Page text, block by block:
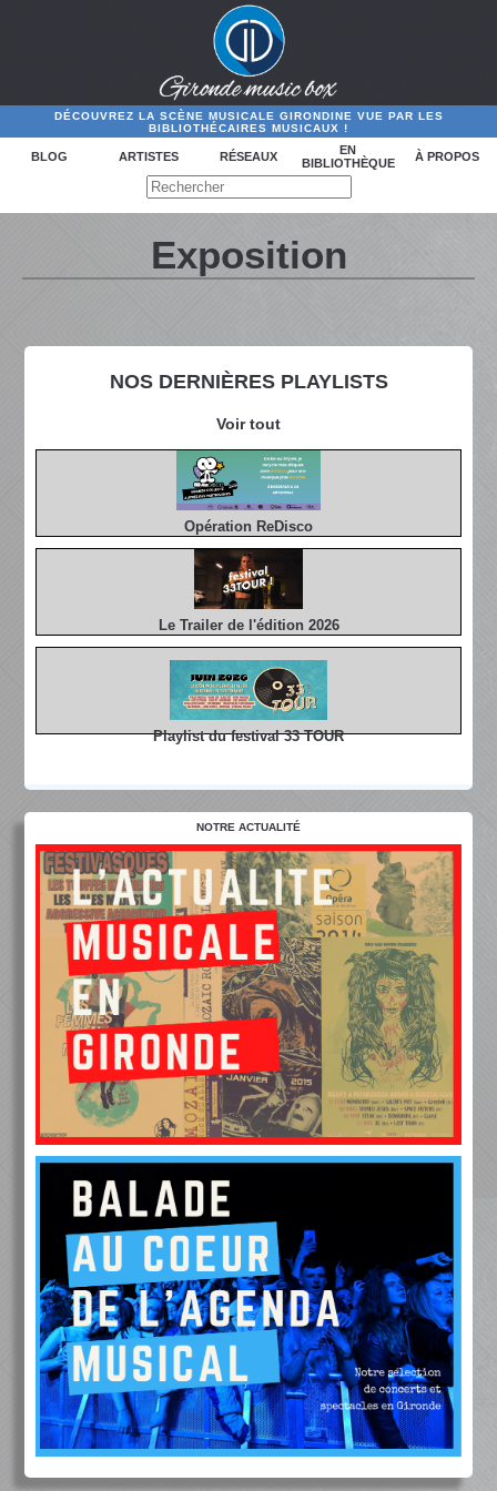
DÉCOUVREZ LA SCÈNE MUSICALE GIRONDINE VUE PAR LES
BIBLIOTHÉCAIRES MUSICAUX !
BLOG ARTISTES RÉSEAUX
EN
BIBLIOTHÈQUE
À PROPOS
NOS DERNIÈRES PLAYLISTS
Voir tout
Opération ReDisco
Le Trailer de l'édition 2026
Playlist du festival 33 TOUR
Exposition
NOTRE ACTUALITÉ